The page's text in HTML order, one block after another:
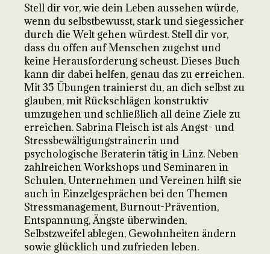
Stell dir vor, wie dein Leben aussehen würde,
wenn du selbstbewusst, stark und siegessicher
durch die Welt gehen würdest. Stell dir vor,
dass du offen auf Menschen zugehst und
keine Herausforderung scheust. Dieses Buch
kann dir dabei helfen, genau das zu erreichen.
Mit 35 Übungen trainierst du, an dich selbst zu
glauben, mit Rückschlägen konstruktiv
umzugehen und schließlich all deine Ziele zu
erreichen. Sabrina Fleisch ist als Angst- und
Stressbewältigungstrainerin und
psychologische Beraterin tätig in Linz. Neben
zahlreichen Workshops und Seminaren in
Schulen, Unternehmen und Vereinen hilft sie
auch in Einzelgesprächen bei den Themen
Stressmanagement, Burnout-Prävention,
Entspannung, Ängste überwinden,
Selbstzweifel ablegen, Gewohnheiten ändern
sowie glücklich und zufrieden leben.